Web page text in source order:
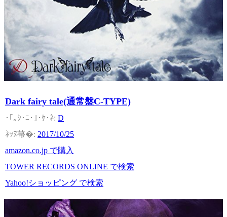
Dark fairy tale(通常盤C-TYPE)
D
2017/10/25
amazon.co.jp で購入
TOWER RECORDS ONLINE で検索
Yahoo!ショッピング で検索